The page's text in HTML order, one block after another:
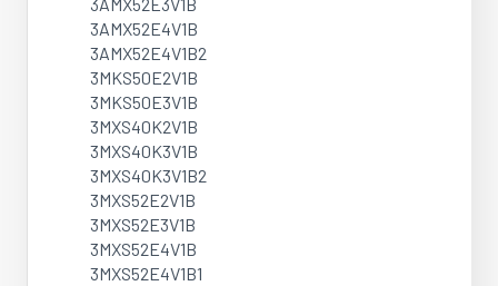
3AMX52E3V1B
3AMX52E4V1B
3AMX52E4V1B2
3MKS50E2V1B
3MKS50E3V1B
3MXS40K2V1B
3MXS40K3V1B
3MXS40K3V1B2
3MXS52E2V1B
3MXS52E3V1B
3MXS52E4V1B
3MXS52E4V1B1